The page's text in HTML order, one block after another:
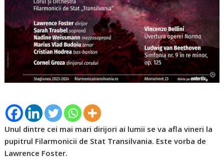
Unul dintre cei mai mari dirijori ai lumii se va afla vineri la
pupitrul Filarmonicii de Stat Transilvania. Este vorba de
Lawrence Foster.